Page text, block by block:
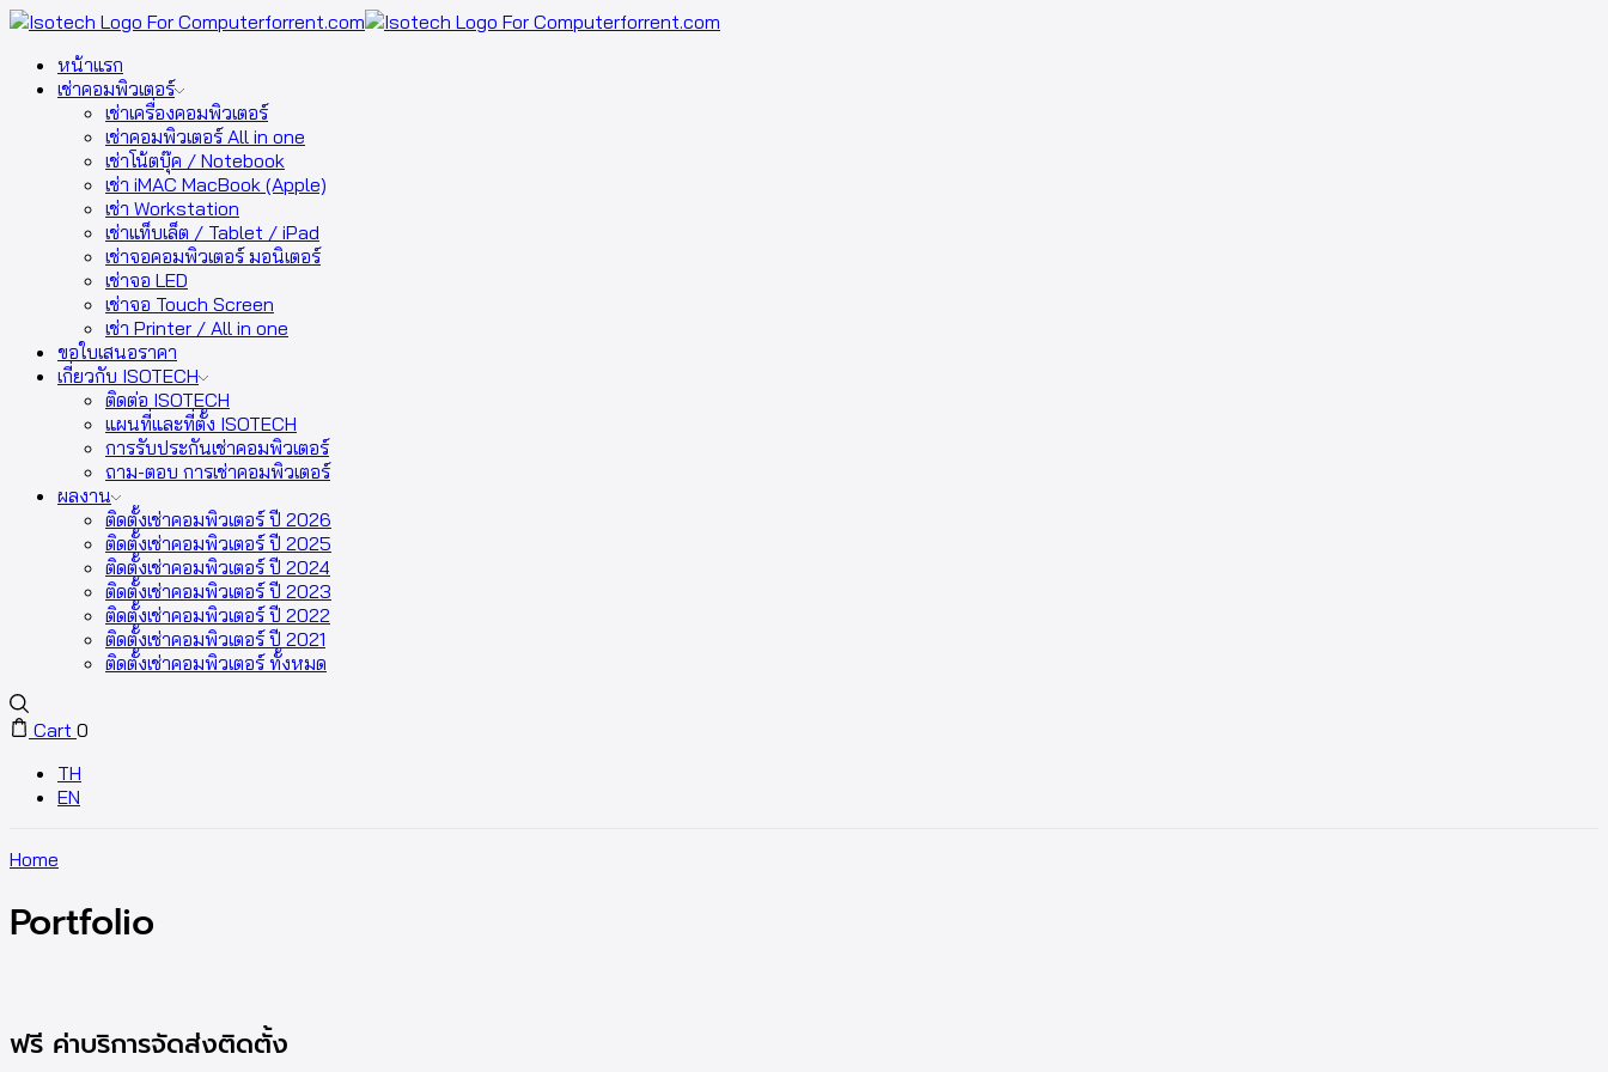
หน้าแรก
เช่าคอมพิวเตอร์
เช่าเครื่องคอมพิวเตอร์
เช่าคอมพิวเตอร์ All in one
เช่าโน้ตบุ๊ค / Notebook
เช่า iMAC MacBook (Apple)
เช่า Workstation
เช่าแท็บเล็ต / Tablet / iPad
เช่าจอคอมพิวเตอร์ มอนิเตอร์
เช่าจอ LED
เช่าจอ Touch Screen
เช่า Printer / All in one
ขอใบเสนอราคา
เกี่ยวกับ ISOTECH
ติดต่อ ISOTECH
แผนที่และที่ตั้ง ISOTECH
การรับประกันเช่าคอมพิวเตอร์
ถาม-ตอบ การเช่าคอมพิวเตอร์
ผลงาน
ติดตั้งเช่าคอมพิวเตอร์ ปี 2026
ติดตั้งเช่าคอมพิวเตอร์ ปี 2025
ติดตั้งเช่าคอมพิวเตอร์ ปี 2024
ติดตั้งเช่าคอมพิวเตอร์ ปี 2023
ติดตั้งเช่าคอมพิวเตอร์ ปี 2022
ติดตั้งเช่าคอมพิวเตอร์ ปี 2021
ติดตั้งเช่าคอมพิวเตอร์ ทั้งหมด
Cart 0
TH
EN
Home
Portfolio
ฟรี ค่าบริการจัดส่งติดตั้ง